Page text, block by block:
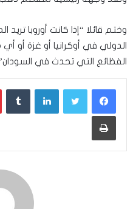
وختم قائلا “إذا كانت أوروبا تريد
الدولي في أوكرانيا أو غزة أو
الفظائع التي تحدث في
لينكدإن
طباعة